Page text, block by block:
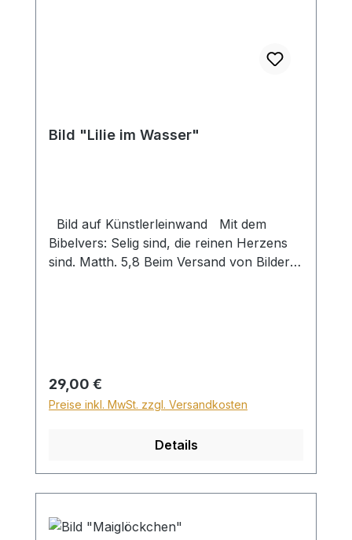
Bild "Lilie im Wasser"
Bild auf Künstlerleinwand Mit dem
Bibelvers: Selig sind, die reinen Herzens
sind. Matth. 5,8 Beim Versand von Bildern
Sperrgutzuschlag 30€.
Regulärer Preis:
29,00 €
Preise inkl. MwSt. zzgl. Versandkosten
Details